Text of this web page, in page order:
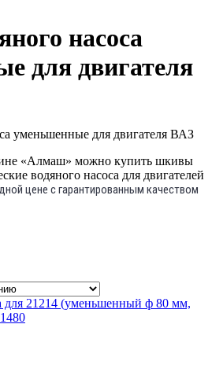
насоса
для двигателя
«Алмаш» можно купить шкивы
водяного насоса для двигателей
цене с гарантированным качеством